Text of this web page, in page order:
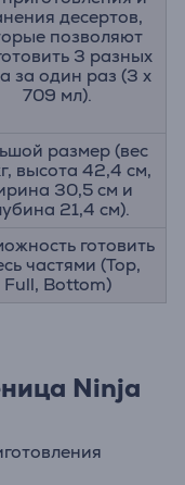
десертов,
позволяют
3 разных
за один раз (3 x
709 мл).
размер (вес
высота 42,4 см,
30,5 см и
21,4 см).
готовить
частями (Top,
Full, Bottom)
Ninja